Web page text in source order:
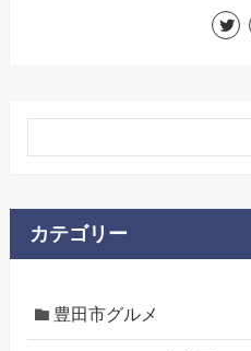
カテゴリー
豊田市グルメ